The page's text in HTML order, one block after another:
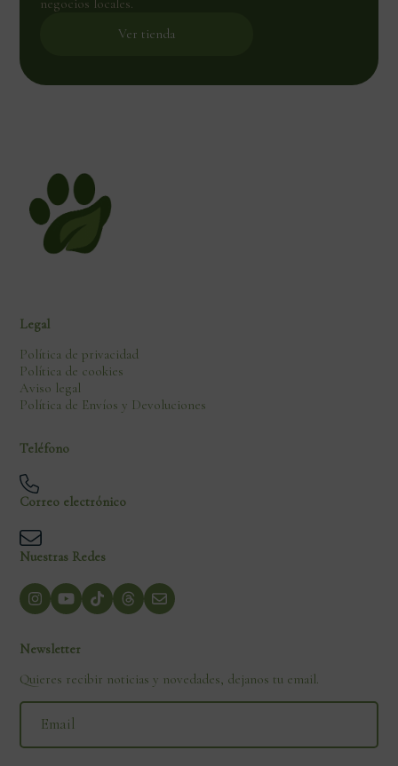
negocios locales.
Ver tienda
Legal
Política de privacidad
Política de cookies
Aviso legal
Política de Envíos y Devoluciones
Teléfono
Correo electrónico
Nuestras Redes
Newsletter
Quieres recibir noticias y novedades, dejanos tu email.